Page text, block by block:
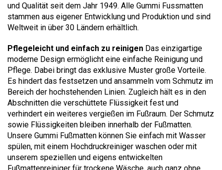
und Qualität seit dem Jahr 1949. Alle Gummi Fussmatten
stammen aus eigener Entwicklung und Produktion und sind
Weltweit in über 30 Ländern erhältlich.
Pflegeleicht und einfach zu reinigen Das einzigartige
moderne Design ermöglicht eine einfache Reinigung und
Pflege. Dabei bringt das exklusive Muster große Vorteile.
Es hindert das festsetzen und ansammeln vom Schmutz im
Bereich der hochstehenden Linien. Zugleich hält es in den
Abschnitten die verschüttete Flüssigkeit fest und
verhindert ein weiteres vergießen im Fußraum. Der Schmutz
sowie Flüssigkeiten bleiben innerhalb der Fußmatten.
Unsere Gummi Fußmatten können Sie einfach mit Wasser
spülen, mit einem Hochdruckreiniger waschen oder mit
unserem speziellen und eigens entwickelten